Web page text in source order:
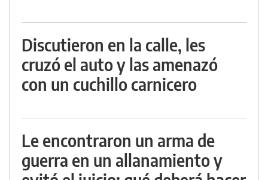
Discutieron en la calle, les
cruzó el auto y las amenazó
con un cuchillo carnicero
Le encontraron un arma de
guerra en un allanamiento y